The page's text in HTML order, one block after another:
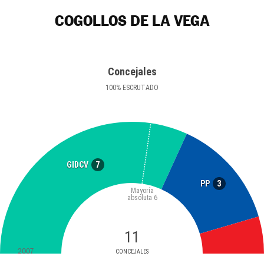
COGOLLOS DE LA VEGA
Concejales
100% ESCRUTADO
GIDCV 7
PP 3
11
CONCEJALES
Mayoría
absoluta 6
2007